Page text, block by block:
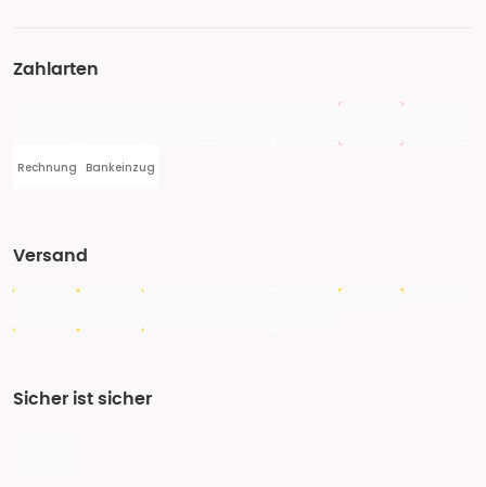
Zahlarten
Rechnung Bankeinzug
Versand
Sicher ist sicher